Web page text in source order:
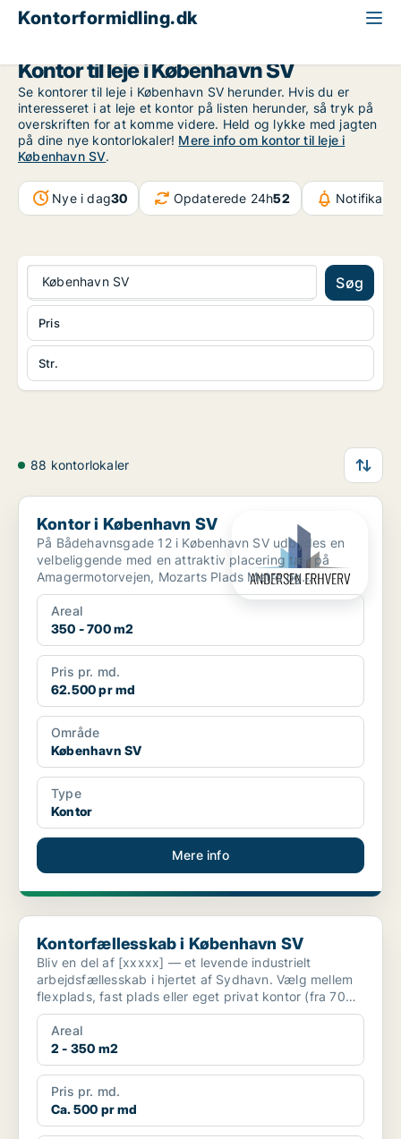
Kontorformidling.dk
Kontor til leje i København SV
Se kontorer til leje i København SV herunder. Hvis du er
interesseret i at leje et kontor på listen herunder, så tryk på
overskriften for at komme videre. Held og lykke med jagten
på dine nye kontorlokaler! Mere info om kontor til leje i
København SV.
Nye i dag30 Opdaterede 24h52
København SV Søg
Str.
Pris
88 kontorlokaler
Kontor i København SV
Kontor i København SV
På Bådehavnsgade 12 i København SV udbydes en
velbeliggende med en attraktiv placering tæt på
Amagermotorvejen, Mozarts Plads Metro og
havneområdet – midt i ...
Areal
350 - 700 m2
Pris pr. md.
62.500 pr md
Område
København SV
Type
Kontor
Mere info
Kontorfællesskab i København SV
Kontorfællesskab i København SV
Bliv en del af [xxxxx] — et levende industrielt
arbejdsfællesskab i hjertet af Sydhavn. Vælg mellem
flexplads, fast plads eller eget privat kontor (fra 700
k...
Areal
2 - 350 m2
Pris pr. md.
Ca. 500 pr md